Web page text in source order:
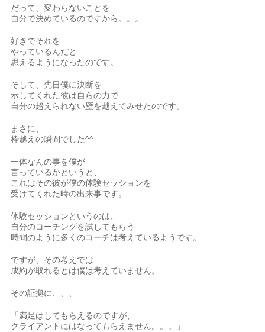
だって、変わらないことを
自分で決めているのですから。。。
好きでそれを
やっているんだと
思えるようになったのです。
そして、先日僕に決断を
示してくれた彼は自らの力で
自分の超えられない壁を越えてみせたのです。
まさに、
枠越えの瞬間でした^^
一体なんの事を僕が
言っているかというと、
これはその彼が僕の体験セッションを
受けてくれた時の出来事です。
体験セッションというのは、
自分のコーチングを試してもらう
時間のように多くのコーチは考えているようです。
ですが、その考えでは
成約が取れるとは僕は考えていません。
その証拠に、、、
「満足はしてもらえるのですが、
クライアントにはなってもらえません。。。」